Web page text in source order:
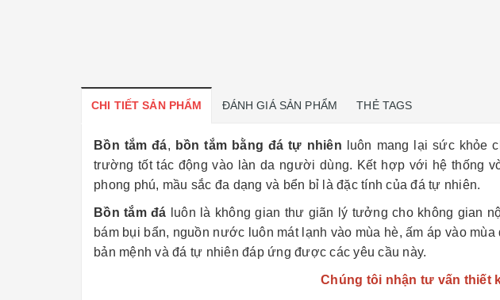
CHI TIẾT SẢN PHẨM ĐÁNH GIÁ SẢN PHẨM THẺ TAGS
Bồn tắm đá, bồn tắm bằng đá tự nhiên luôn mang lại sức khỏe
trường tốt tác động vào làn da người dùng. Kết hợp với hệ thống
phong phú, mầu sắc đa dạng và bển bỉ là đặc tính của đá tự nhiên.
Bồn tắm đá luôn là không gian thư giãn lý tưởng cho không gian
bám bụi bẩn, nguồn nước luôn mát lạnh vào mùa hè, ấm áp vào
bản mệnh và đá tự nhiên đáp ứng được các yêu cầu này.
Chúng tôi nhận tư vấn thiết